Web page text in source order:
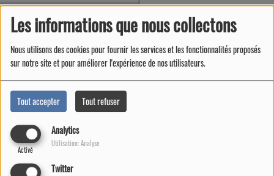
Les informations que nous collectons
Nous utilisons des cookies pour fournir les services et les fonctionnalités proposés
sur notre site et pour améliorer l'expérience de nos utilisateurs.
Tout accepter Tout refuser
Analytics
Activé
Utilisation: Analyse
Twitter
Jeux Concours
Jeux Concours